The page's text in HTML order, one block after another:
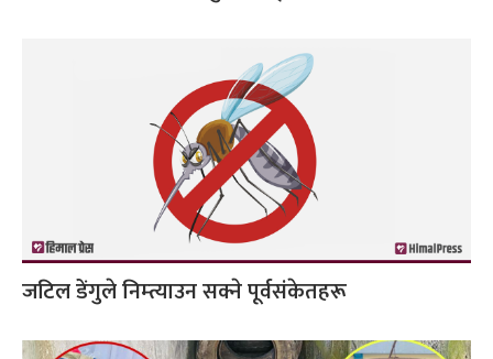
जटिल डेंगुले निम्त्याउन सक्ने पूर्वसंकेतहरू